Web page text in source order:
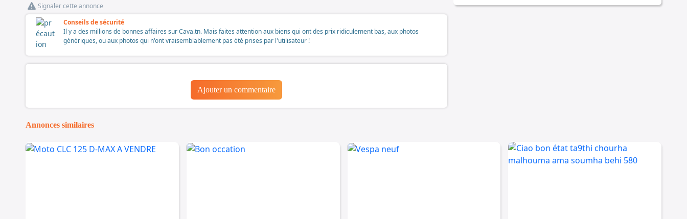
Signaler cette annonce
Conseils de sécurité
Il y a des millions de bonnes affaires sur Cava.tn. Mais faites attention aux biens qui ont des prix ridiculement bas, aux photos
génériques, ou aux photos qui n'ont vraisemblablement pas été prises par l'utilisateur !
Ajouter un commentaire
Annonces similaires